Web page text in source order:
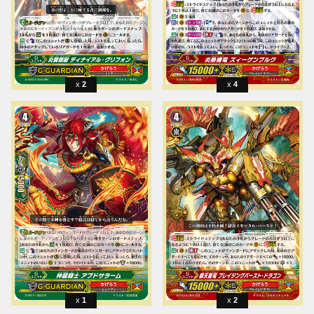
2 4
1 2